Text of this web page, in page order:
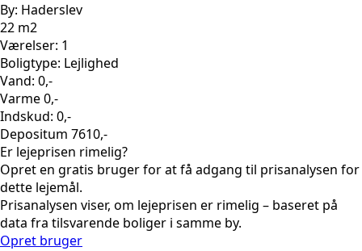
By: Haderslev
22 m2
Værelser: 1
Boligtype: Lejlighed
Vand: 0,-
Varme 0,-
Indskud: 0,-
Depositum 7610,-
Er lejeprisen rimelig?
Opret en gratis bruger for at få adgang til prisanalysen for
dette lejemål.
Prisanalysen viser, om lejeprisen er rimelig – baseret på
data fra tilsvarende boliger i samme by.
Opret bruger